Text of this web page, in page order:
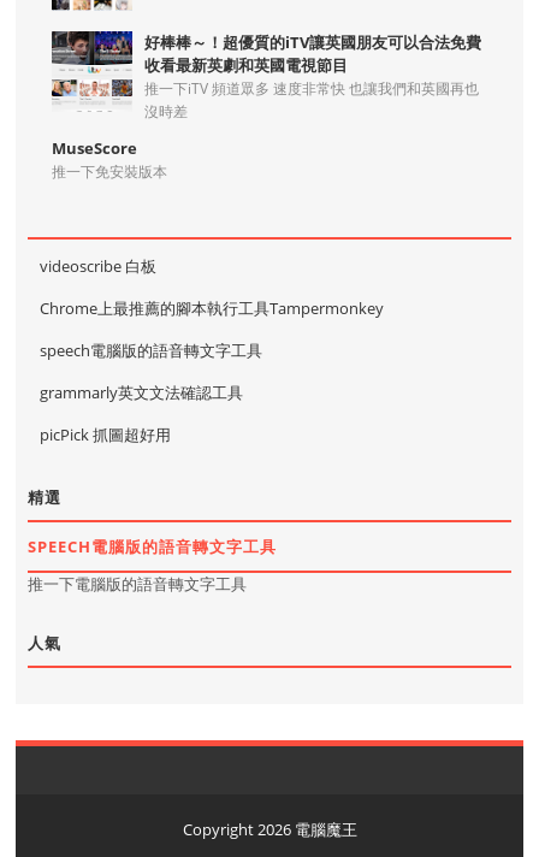
好棒棒～！超優質的iTV讓英國朋友可以合法免費
收看最新英劇和英國電視節目
推一下iTV 頻道眾多 速度非常快 也讓我們和英國再也
沒時差
MuseScore
推一下免安裝版本
videoscribe 白板
Chrome上最推薦的腳本執行工具Tampermonkey
speech電腦版的語音轉文字工具
grammarly英文文法確認工具
picPick 抓圖超好用
精選
SPEECH電腦版的語音轉文字工具
推一下電腦版的語音轉文字工具
人氣
Copyright2026 電腦魔王